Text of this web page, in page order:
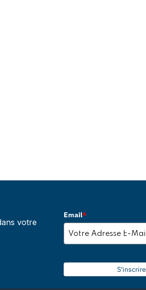
votre
Email*
S'inscrire